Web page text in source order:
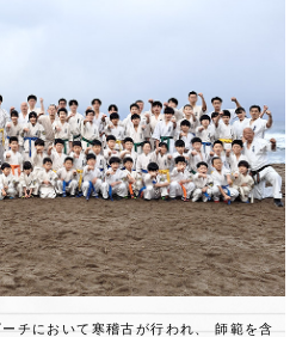
チにおいて寒稽古が行われ、
師範を含